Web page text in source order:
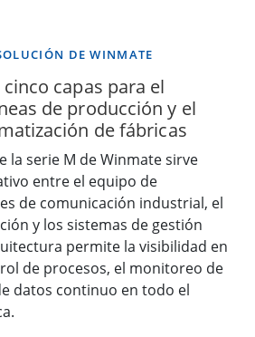
DE WINMATE
capas para el
de producción y el
de fábricas
la serie M de Winmate sirve
entre el equipo de
de comunicación industrial, el
y los sistemas de gestión
permite la visibilidad en
de procesos, el monitoreo de
datos continuo en todo el